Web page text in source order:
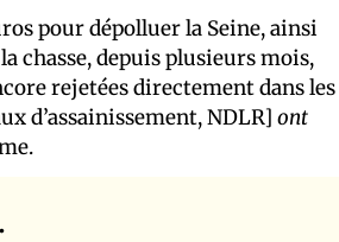
pour dépolluer la Seine, ainsi
chasse, depuis plusieurs mois,
rejetées directement dans les
d’assainissement, NDLR] ont